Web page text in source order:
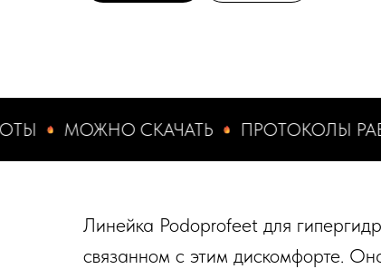
МОЖНО СКАЧАТЬ ПРОТОКОЛЫ РАБОТЫ
Линейка Podoprofeet для
связанном с этим дискомфорте.